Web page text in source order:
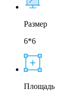
Размер
6*6
Площадь